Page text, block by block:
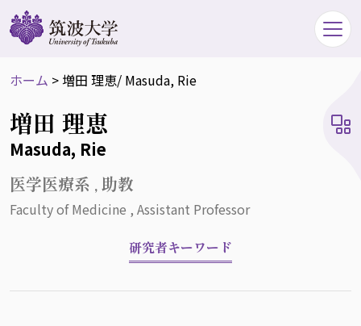
ホーム >増田 理恵/ Masuda, Rie
増田 理恵
Masuda, Rie
医学医療系 , 助教
Faculty of Medicine , Assistant Professor
研究者キーワード